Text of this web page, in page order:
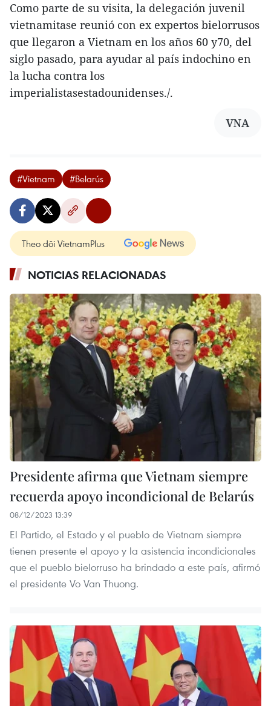
Como parte de su visita, la delegación juvenil
vietnamitase reunió con ex expertos bielorrusos
que llegaron a Vietnam en los años 60 y70, del
siglo pasado, para ayudar al país indochino en
la lucha contra los
imperialistasestadounidenses./.
VNA
#Vietnam #Belarús
Theo dõi VietnamPlus
NOTICIAS RELACIONADAS
Presidente afirma que Vietnam siempre
recuerda apoyo incondicional de Belarús
08/12/2023 13:39
El Partido, el Estado y el pueblo de Vietnam siempre
tienen presente el apoyo y la asistencia incondicionales
que el pueblo bielorruso ha brindado a este país, afirmó
el presidente Vo Van Thuong.